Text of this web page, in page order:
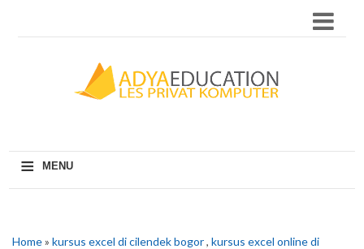
≡ MENU
Home» kursus excel di cilendek bogor, kursus excel online di